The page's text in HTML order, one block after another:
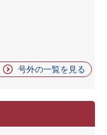
号外の一覧を見る